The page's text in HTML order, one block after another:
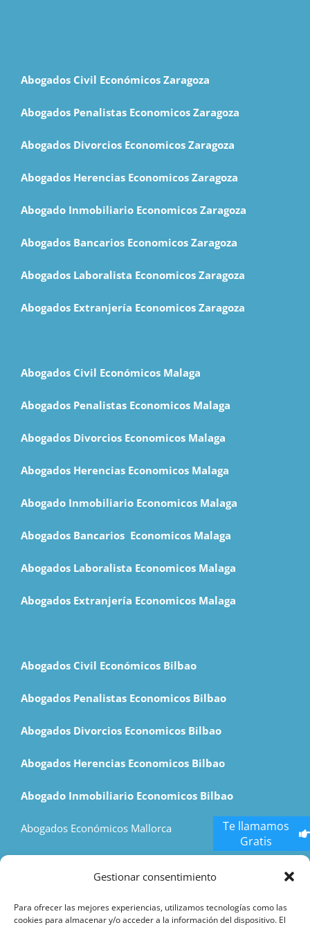
Gestionar consentimiento
Para ofrecer las mejores experiencias, utilizamos tecnologías como las
cookies para almacenar y/o acceder a la información del dispositivo. El
Abogados Civil Económicos Zaragoza
Abogados Penalistas Economicos Zaragoza
Abogados Divorcios Economicos Zaragoza
Abogados Herencias Economicos Zaragoza
Abogado Inmobiliario Economicos Zaragoza
Abogados Bancarios Economicos Zaragoza
Abogados Laboralista Economicos Zaragoza
Abogados Extranjería Economicos Zaragoza
Abogados Civil Económicos Malaga
Abogados Penalistas Economicos Malaga
Abogados Divorcios Economicos Malaga
Abogados Herencias Economicos Malaga
Abogado Inmobiliario Economicos Malaga
Abogados Bancarios Economicos Malaga
Abogados Laboralista Economicos Malaga
Abogados Extranjería Economicos Malaga
Abogados Civil Económicos Bilbao
Abogados Penalistas Economicos Bilbao
Abogados Divorcios Economicos Bilbao
Abogados Herencias Economicos Bilbao
Abogado Inmobiliario Economicos Bilbao
Abogados Económicos Mallorca
Te llamamos
Gratis